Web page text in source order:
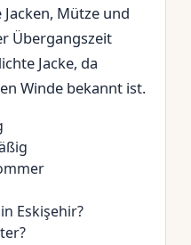
Mütze und
Übergangszeit
Jacke, da
Winde bekannt ist.
Eskişehir?